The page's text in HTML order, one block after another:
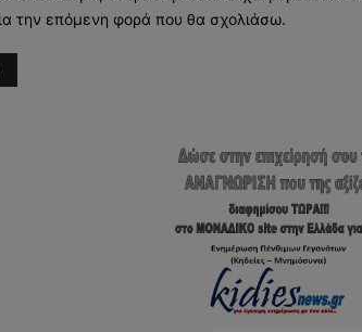
την επόμενη φορά που θα σχολιάσω.